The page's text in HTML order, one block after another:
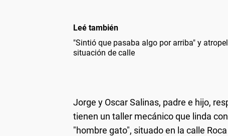
Leé también
"Sintió que pasaba algo por arriba" y
situación de calle
Jorge y Oscar Salinas, padre e hijo,
tienen un taller mecánico que linda
"hombre gato", situado en la calle